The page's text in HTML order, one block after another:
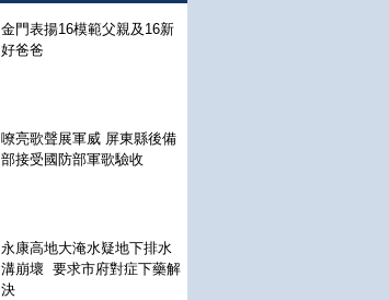
金門表揚16模範父親及16新
好爸爸
嘹亮歌聲展軍威 屏東縣後備
部接受國防部軍歌驗收
永康高地大淹水疑地下排水
溝崩壞 要求市府對症下藥解
決